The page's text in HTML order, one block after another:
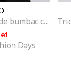
Tricou regular-fit de bumbac cu aplicatie din strasuri, Alb/Negru/Portocaliu mandarina
Days